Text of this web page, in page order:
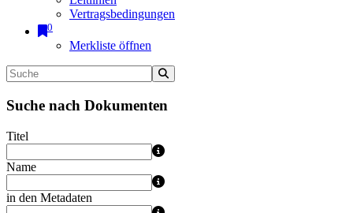
Vertragsbedingungen
0
Merkliste öffnen
Suche nach Dokumenten
Titel
Name
in den Metadaten